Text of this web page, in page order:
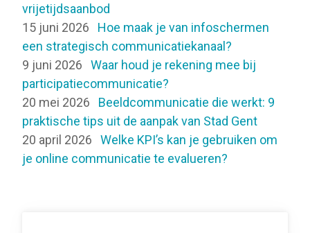
vrijetijdsaanbod
15 juni 2026
Hoe maak je van infoschermen
een strategisch communicatiekanaal?
9 juni 2026
Waar houd je rekening mee bij
participatiecommunicatie?
20 mei 2026
Beeldcommunicatie die werkt: 9
praktische tips uit de aanpak van Stad Gent
20 april 2026
Welke KPI’s kan je gebruiken om
je online communicatie te evalueren?